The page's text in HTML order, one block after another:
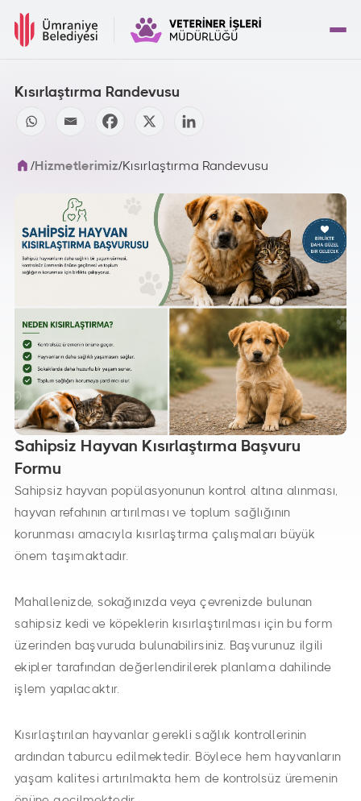
Kısırlaştırma Randevusu
/Hizmetlerimiz/Kısırlaştırma Randevusu
Sahipsiz Hayvan Kısırlaştırma Başvuru
Formu
Sahipsiz hayvan popülasyonunun kontrol altına alınması,
hayvan refahının artırılması ve toplum sağlığının
korunması amacıyla kısırlaştırma çalışmaları büyük
önem taşımaktadır.
Mahallenizde, sokağınızda veya çevrenizde bulunan
sahipsiz kedi ve köpeklerin kısırlaştırılması için bu form
üzerinden başvuruda bulunabilirsiniz. Başvurunuz ilgili
ekipler tarafından değerlendirilerek planlama dahilinde
işlem yapılacaktır.
Kısırlaştırılan hayvanlar gerekli sağlık kontrollerinin
ardından taburcu edilmektedir. Böylece hem hayvanların
yaşam kalitesi artırılmakta hem de kontrolsüz üremenin